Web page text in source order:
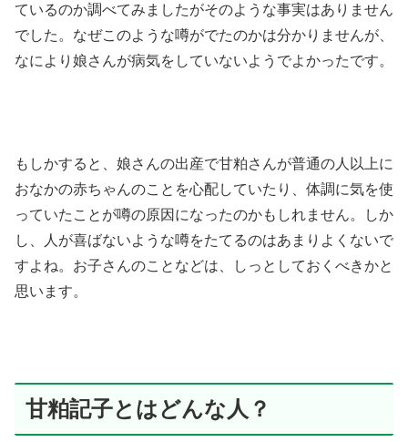
ているのか調べてみましたがそのような事実はありません
でした。なぜこのような噂がでたのかは分かりませんが、
なにより娘さんが病気をしていないようでよかったです。
もしかすると、娘さんの出産で甘粕さんが普通の人以上に
おなかの赤ちゃんのことを心配していたり、体調に気を使
っていたことが噂の原因になったのかもしれません。しか
し、人が喜ばないような噂をたてるのはあまりよくないで
すよね。お子さんのことなどは、しっとしておくべきかと
思います。
甘粕記子とはどんな人？